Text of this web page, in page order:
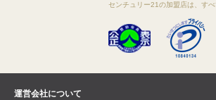
センチュリー21の加盟店は、すべ
運営会社について